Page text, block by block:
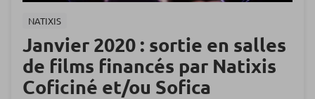
NATIXIS
Janvier 2020 : sortie en salles
de films financés par Natixis
Coficiné et/ou Sofica